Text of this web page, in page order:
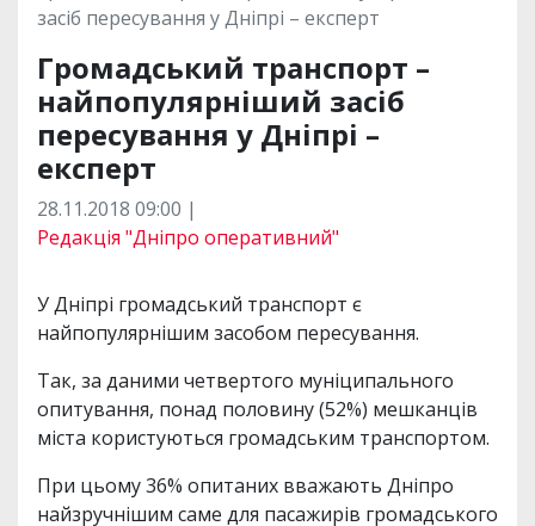
и k m p
засіб пересування у Дніпрі – експерт
Громадський транспорт –
найпопулярніший засіб
пересування у Дніпрі –
експерт
28.11.2018 09:00 |
Редакція "Дніпро оперативний"
У Дніпрі громадський транспорт є
найпопулярнішим засобом пересування.
Так, за даними четвертого муніципального
опитування, понад половину (52%) мешканців
міста користуються громадським транспортом.
При цьому 36% опитаних вважають Дніпро
найзручнішим саме для пасажирів громадського